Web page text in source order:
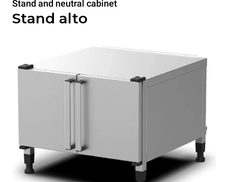
Stand and neutral cabinet
Stand alto